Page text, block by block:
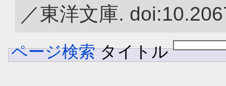
／東洋文庫.
ページ検索 タイトル